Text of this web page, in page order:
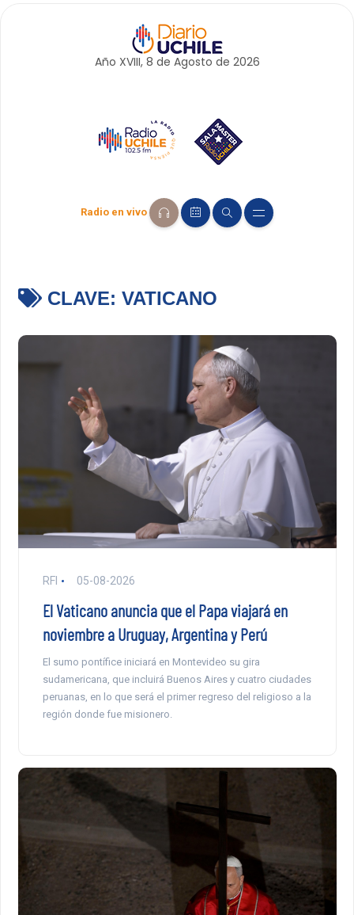
Año XVIII, 8 de Agosto de 2026
Radio en vivo
CLAVE: VATICANO
RFI 05-08-2026
El Vaticano anuncia que el Papa viajará en
noviembre a Uruguay, Argentina y Perú
El sumo pontífice iniciará en Montevideo su gira
sudamericana, que incluirá Buenos Aires y cuatro ciudades
peruanas, en lo que será el primer regreso del religioso a la
región donde fue misionero.